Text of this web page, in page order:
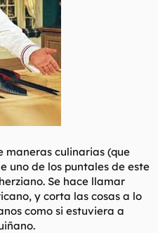
maneras culinarias (que
uno de los puntales de este
Se hace llamar
y corta las cosas a lo
como si estuviera a